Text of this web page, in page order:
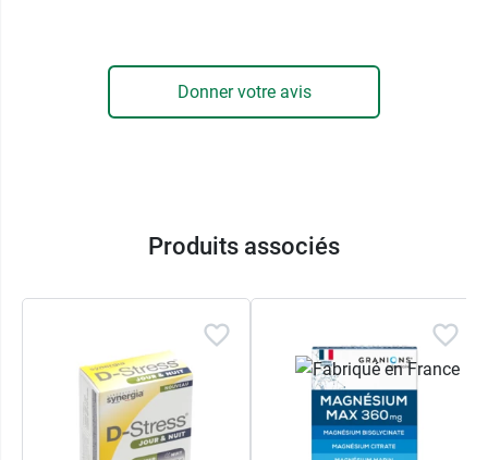
98000 MONACO
Donner votre avis
Produits associés